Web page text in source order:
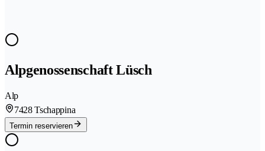
Alpgenossenschaft Lüsch
Alp
7428 Tschappina
Termin reservieren